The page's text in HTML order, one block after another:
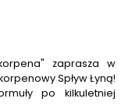
zaprasza w
Spływ Łyną!
po kilkuletniej